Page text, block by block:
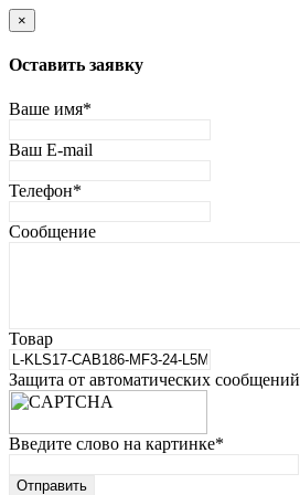
×
Оставить заявку
Ваше имя*
Ваш E-mail
Телефон*
Сообщение
Товар
Защита от автоматических сообщений
Введите слово на картинке*